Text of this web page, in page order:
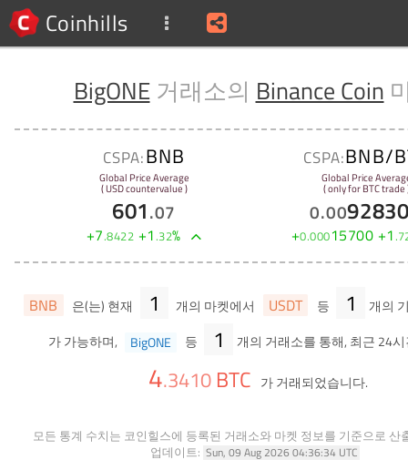
Coinhills
BigONE거래소의 Binance Coin
CSPA:BNB
Global Price Average
( USD countervalue )
601.07
+7.8422 +1.32%
CSPA:BNB/
Global Price
( only for BTC trade
0.00
+0.00015700 +1.
BNB 은(는) 현재 1 개의 마켓에서 USDT 등 1
개의
가 가능하며,
BigONE 등 1 개의 거래소를 통해, 최근 24
4.3410 BTC 가 거래되었습니다.
모든 통계 수치는 코인힐스에 등록된 거래소와 마켓 정보를 기준으로 산
업데이트: Sun, 09 Aug 2026 04:36:34 UTC